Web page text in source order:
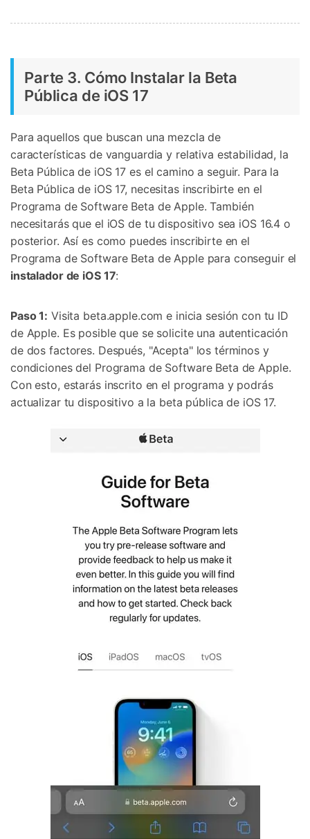
Parte 3. Cómo Instalar la Beta
Pública de iOS 17
Para aquellos que buscan una mezcla de
características de vanguardia y relativa estabilidad, la
Beta Pública de iOS 17 es el camino a seguir. Para la
Beta Pública de iOS 17, necesitas inscribirte en el
Programa de Software Beta de Apple. También
necesitarás que el iOS de tu dispositivo sea iOS 16.4 o
posterior. Así es como puedes inscribirte en el
Programa de Software Beta de Apple para conseguir el
instalador de iOS 17:
Paso 1: Visita beta.apple.com e inicia sesión con tu ID
de Apple. Es posible que se solicite una autenticación
de dos factores. Después, "Acepta" los términos y
condiciones del Programa de Software Beta de Apple.
Con esto, estarás inscrito en el programa y podrás
actualizar tu dispositivo a la beta pública de iOS 17.